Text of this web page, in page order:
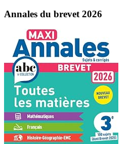
Annales du brevet 2026